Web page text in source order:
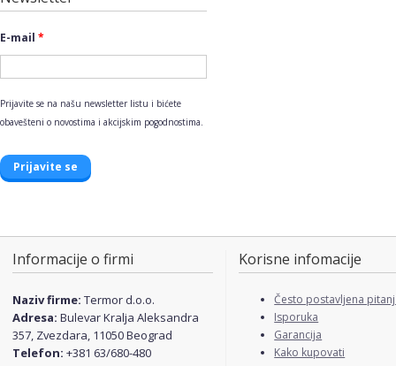
E-mail *
Prijavite se na našu newsletter listu i bićete
obavešteni o novostima i akcijskim pogodnostima.
Informacije o firmi
Naziv firme: Termor d.o.o.
Adresa: Bulevar Kralja Aleksandra
357, Zvezdara, 11050 Beograd
Telefon: +381 63/680-480
Korisne infomacije
Često postavljena
Isporuka
Garancija
Kako kupovati